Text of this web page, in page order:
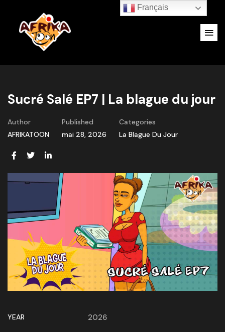
Sucré Salé EP7 | La blague du jour
Author
AFRIKATOON
Published
mai 28, 2026
Categories
La Blague Du Jour
YEAR 2026
Français